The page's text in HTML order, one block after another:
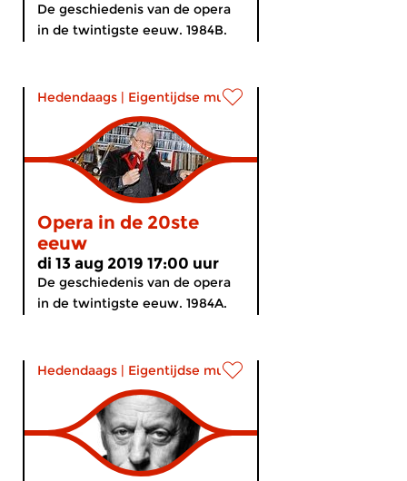
De geschiedenis van de opera
in de twintigste eeuw. 1984B.
Hedendaags | Eigentijdse muziek
Opera in de 20ste
eeuw
di 13 aug 2019 17:00 uur
De geschiedenis van de opera
in de twintigste eeuw. 1984A.
Hedendaags | Eigentijdse muziek